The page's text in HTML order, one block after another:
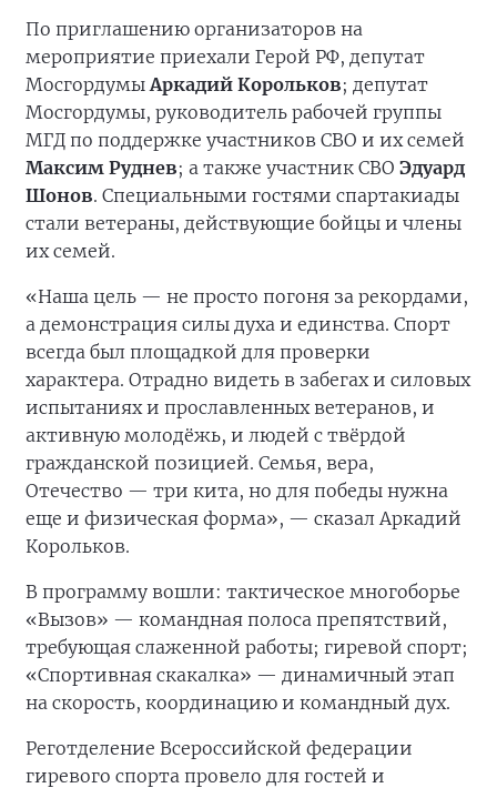
По приглашению организаторов на
мероприятие приехали Герой РФ, депутат
МосгордумыАркадий Корольков; депутат
Мосгордумы, руководитель рабочей группы
МГД по поддержке участников СВО и их семей
Максим Руднев; а также участник СВО Эдуард
Шонов. Специальными гостями спартакиады
стали ветераны, действующие бойцы и члены
их семей.
«Наша цель — не просто погоня за рекордами,
а демонстрация силы духа и единства. Спорт
всегда был площадкой для проверки
характера. Отрадно видеть в забегах и силовых
испытаниях и прославленных ветеранов, и
активную молодёжь, и людей с твёрдой
гражданской позицией. Семья, вера,
Отечество — три кита, но для победы нужна
еще и физическая форма», — сказал Аркадий
Корольков.
В программу вошли: тактическое многоборье
«Вызов» — командная полоса препятствий,
требующая слаженной работы; гиревой спорт;
«Спортивная скакалка» — динамичный этап
на скорость, координацию и командный дух.
Реготделение Всероссийской федерации
гиревого спорта провело для гостей и